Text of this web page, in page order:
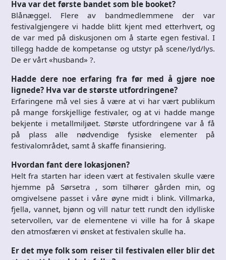
Hva var det første bandet som ble booket?
Blånæggel. Flere av bandmedlemmene der var
festivalgjengere vi hadde blitt kjent med etterhvert, og
de var med på diskusjonen om å starte egen festival. I
tillegg hadde de kompetanse og utstyr på scene/lyd/lys.
De er vårt «husband» ?.
Hadde dere noe erfaring fra før med å gjøre noe
lignede? Hva var de største utfordringene?
Erfaringene må vel sies å være at vi har vært publikum
på mange forskjellige festivaler, og at vi hadde mange
bekjente i metallmiljøet. Største utfordringene var å få
på plass alle nødvendige fysiske elementer på
festivalområdet, samt å skaffe finansiering.
Hvordan fant dere lokasjonen?
Helt fra starten har ideen vært at festivalen skulle være
hjemme på Sørsetra , som tilhører gården min, og
omgivelsene passet i våre øyne midt i blink. Villmarka,
fjella, vannet, bjønn og vill natur tett rundt den idylliske
setervollen, var de elementene vi ville ha for å skape
den atmosfæren vi ønsket at festivalen skulle ha.
Er det mye folk som reiser til festivalen eller blir det